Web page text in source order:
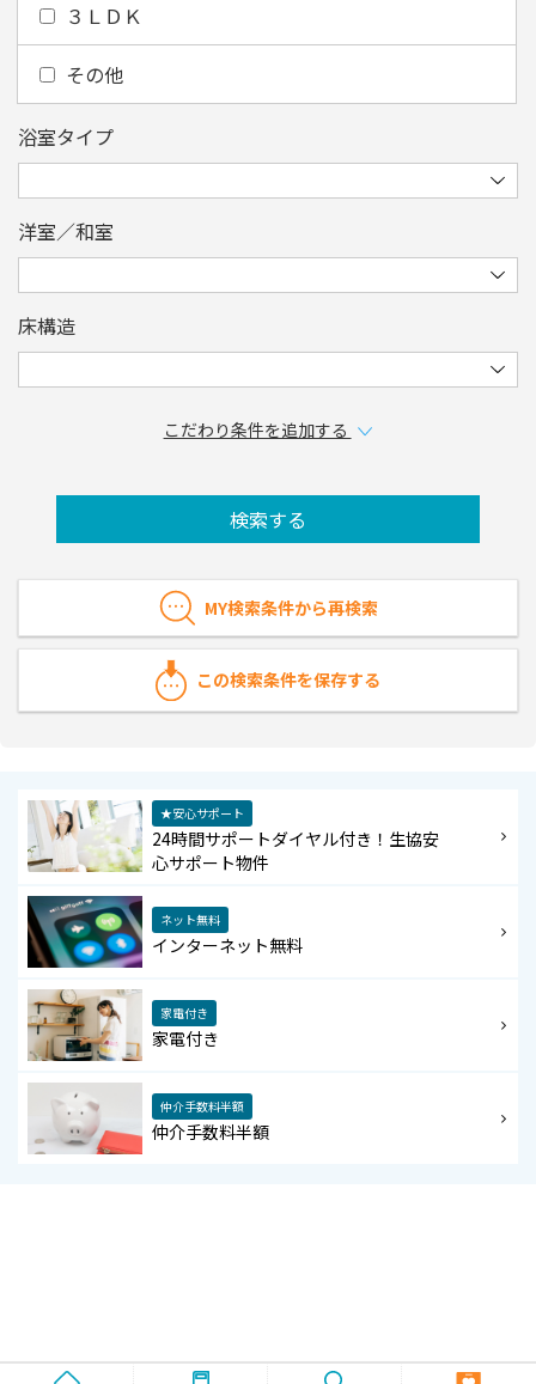
３ＬＤＫ
その他
浴室タイプ
洋室／和室
床構造
こだわり条件を追加する
検索する
MY検索条件から再検索
この検索条件を保存する
★安心サポート
24時間サポートダイヤル付き！生協安
心サポート物件
ネット無料
インターネット無料
家電付き
家電付き
仲介手数料半額
仲介手数料半額